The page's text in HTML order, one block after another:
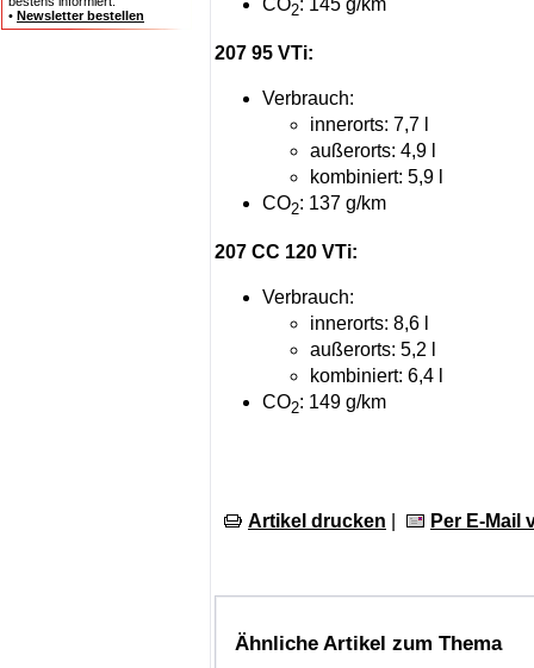
• Newsletter bestellen 2
207 95 VTi:
Verbrauch:
innerorts: 7,7 l
außerorts: 4,9 l
kombiniert: 5,9 l
CO2: 137 g/km
207 CC 120 VTi:
Verbrauch:
innerorts: 8,6 l
außerorts: 5,2 l
kombiniert: 6,4 l
CO2: 149 g/km
Artikel drucken Per E-Mail
Ähnliche Artikel zum Thema